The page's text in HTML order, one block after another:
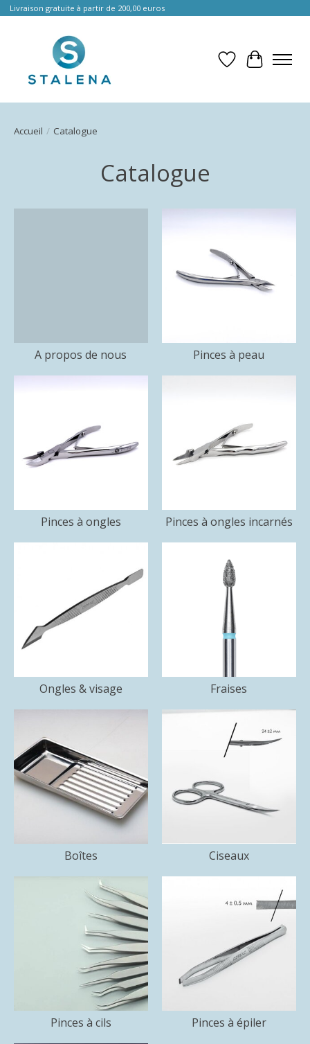
Livraison gratuite à partir de 200,00 euros
Liste dePanier
Accueil / Catalogue
Catalogue
A propos de nous Pinces à peau
Pinces à ongles Pinces à ongles incarnés
Ongles & visage Fraises
Boîtes Ciseaux
Pinces à cils Pinces à épiler